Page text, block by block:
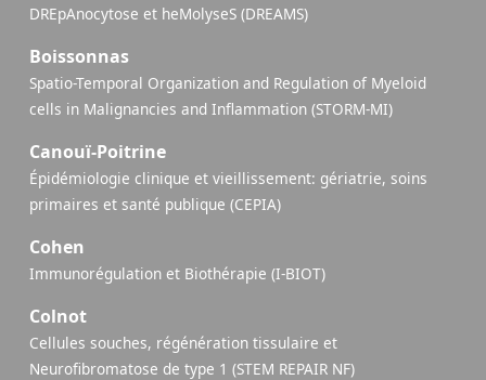
DREpAnocytose et heMolyseS (DREAMS)
Boissonnas
Spatio-Temporal Organization and Regulation of Myeloid
cells in Malignancies and Inflammation (STORM-MI)
Canouï-Poitrine
Épidémiologie clinique et vieillissement: gériatrie, soins
primaires et santé publique (CEPIA)
Cohen
Immunorégulation et Biothérapie (I-BIOT)
Colnot
Cellules souches, régénération tissulaire et
Neurofibromatose de type 1 (STEM REPAIR NF)